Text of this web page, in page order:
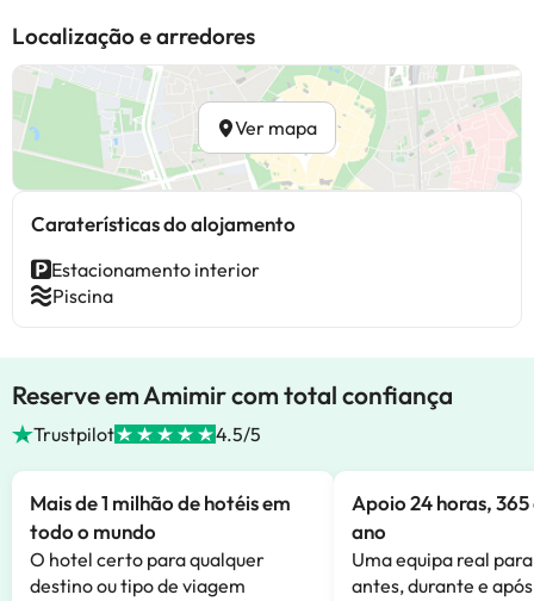
Localização e arredores
Ver mapa
Caraterísticas do alojamento
Estacionamento interior
Piscina
Reserve em Amimir com total confiança
Trustpilot 4.5/5
Mais de 1 milhão de hotéis em
todo o mundo
O hotel certo para qualquer
destino ou tipo de viagem
Apoio 24 horas,
ano
Uma equipa real
antes, durante e